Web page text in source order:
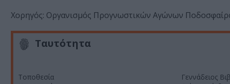
Χορηγός: Οργανισµός Προγνωστικών Αγώνων
Ταυτότητα
Τοποθεσία
Γεννάδειος